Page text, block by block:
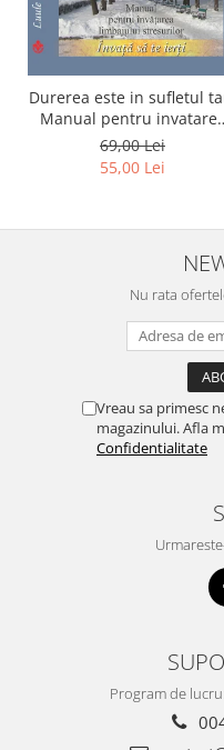
Durerea este in sufletul
Manual pentru invatarea
limbajului stresurilor Seria
Invata sa te Ierti Luule
69,00 Lei
55,00 Lei
Nu rata
Vreau sa primesc
magazinului. Afla
Confidentialitate
Program de